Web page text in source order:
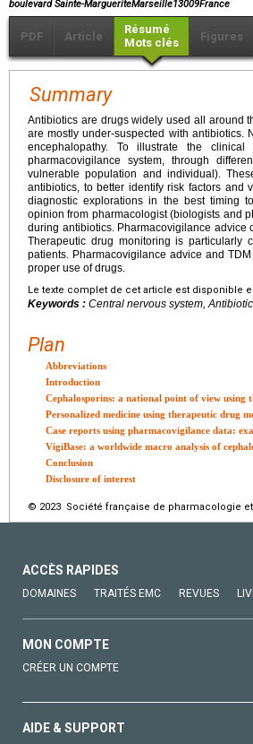
boulevard Sainte-MargueriteMarseille13009France
PDF Article
Résumé
Mots clés
Figures
Summary
Antibiotics are drugs widely used all around
are mostly under-suspected with antibiotics.
encephalopathy. To illustrate the
pharmacovigilance system, through
vulnerable population and individual).
antibiotics, to better identify risk factors
diagnostic explorations in the best timing
opinion from pharmacologist (biologists and
during antibiotics. Pharmacovigilance
Therapeutic drug monitoring is particularly
patients. Pharmacovigilance advice and
proper use of drugs.
Le texte complet de cet article est disponible
Keywords : Central nervous system,
Plan
Abbreviations
Introduction
Cephalosporins: a national point of view using
Personalized medicine using therapeutic drug
Case reports using pharmacovigilance data:
VigiBase: a worldwide macro analysis of
Conclusion
Disclosure of interest
© 2023 Société française de pharmacologie
ACCÈS RAPIDES
DOMAINES TRAITÉS EMC REVUES
MON COMPTE
CRÉER UN COMPTE
AIDE & SUPPORT